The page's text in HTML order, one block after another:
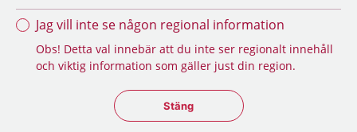
Jag vill inte se någon regional information
Obs! Detta val innebär att du inte ser regionalt innehåll
och viktig information som gäller just din region.
Stäng regionsväljaren
Stäng